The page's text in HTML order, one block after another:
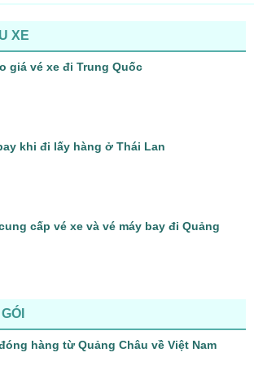
XE
giá vé xe đi Trung Quốc
khi đi lấy hàng ở Thái Lan
cấp vé xe và vé máy bay đi Quảng
hàng từ Quảng Châu về Việt Nam